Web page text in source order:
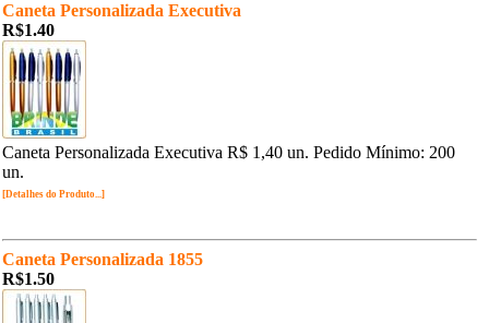
Caneta Personalizada Executiva
R$1.40
Caneta Personalizada Executiva R$ 1,40 un. Pedido Mínimo: 200
un.
[Detalhes do Produto...]
Caneta Personalizada 1855
R$1.50